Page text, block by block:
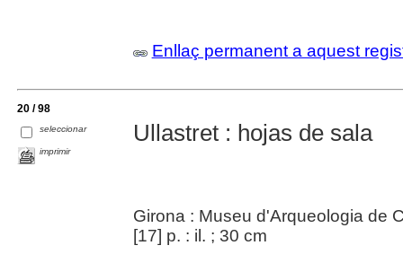
Enllaç permanent a aquest
20 / 98
seleccionar
imprimir
Ullastret : hojas de sala
Girona : Museu d'Arqueologia de
[17] p. : il. ; 30 cm